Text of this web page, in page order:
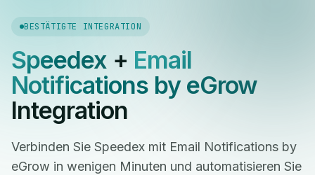
BESTÄTIGTE INTEGRATION
Speedex+ Email
Notifications by eGrow
Integration
Verbinden Sie Speedex mit Email Notifications by
eGrow in wenigen Minuten und automatisieren Sie